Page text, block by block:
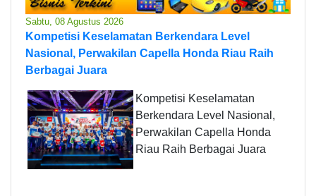
Sabtu, 08 Agustus 2026
Kompetisi Keselamatan Berkendara Level
Nasional, Perwakilan Capella Honda Riau Raih
Berbagai Juara
Kompetisi Keselamatan
Berkendara Level Nasional,
Perwakilan Capella Honda
Riau Raih Berbagai Juara